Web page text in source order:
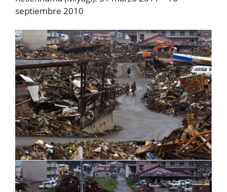
septiembre 2010